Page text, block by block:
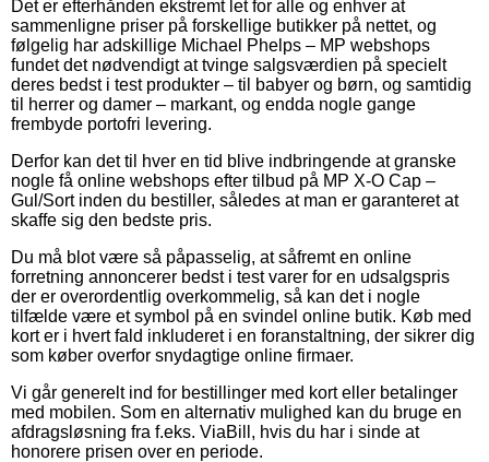
Det er efterhånden ekstremt let for alle og enhver at
sammenligne priser på forskellige butikker på nettet, og
følgelig har adskillige Michael Phelps – MP webshops
fundet det nødvendigt at tvinge salgsværdien på specielt
deres bedst i test produkter – til babyer og børn, og samtidig
til herrer og damer – markant, og endda nogle gange
frembyde portofri levering.
Derfor kan det til hver en tid blive indbringende at granske
nogle få online webshops efter tilbud på MP X-O Cap –
Gul/Sort inden du bestiller, således at man er garanteret at
skaffe sig den bedste pris.
Du må blot være så påpasselig, at såfremt en online
forretning annoncerer bedst i test varer for en udsalgspris
der er overordentlig overkommelig, så kan det i nogle
tilfælde være et symbol på en svindel online butik. Køb med
kort er i hvert fald inkluderet i en foranstaltning, der sikrer dig
som køber overfor snydagtige online firmaer.
Vi går generelt ind for bestillinger med kort eller betalinger
med mobilen. Som en alternativ mulighed kan du bruge en
afdragsløsning fra f.eks. ViaBill, hvis du har i sinde at
honorere prisen over en periode.